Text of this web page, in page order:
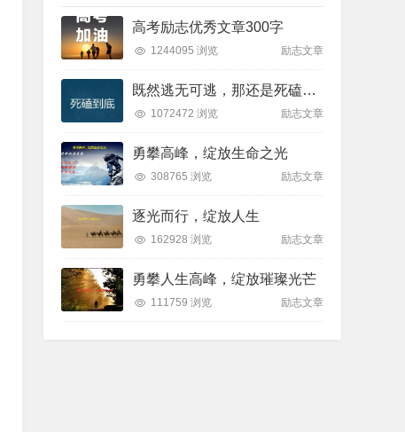
高考励志优秀文章300字
1244095 浏览 励志文章
既然逃无可逃，那还是死磕到底吧
1072472 浏览 励志文章
勇攀高峰，绽放生命之光
308765 浏览 励志文章
逐光而行，绽放人生
162928 浏览 励志文章
勇攀人生高峰，绽放璀璨光芒
111759 浏览 励志文章